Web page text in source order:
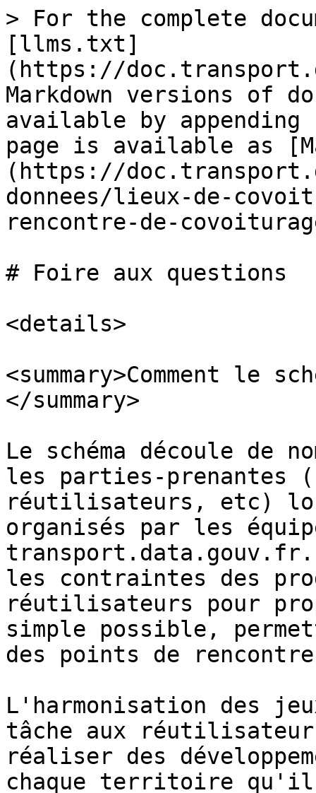
> For the complete
[llms.txt]
(https://
Markdown versions of
available by
page is available as
(https://
donnees/lieux-de-
rencontre-de-
# Foire aux questions
<details>
<summary>Comment le
</summary>
Le schéma découle de
les parties-
réutilisateurs, etc)
organisés par les
les contraintes des
réutilisateurs pour
simple possible,
des points de
L'harmonisation des
tâche aux
réaliser des
chaque territoire